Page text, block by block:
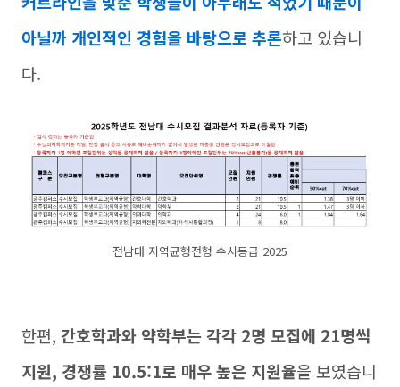
아닐까 개인적인 경험을 바탕으로 추론하고 있습니
다.
전남대 지역균형전형 수시등급 2025
한편, 간호학과와 약학부는 각각 2명 모집에 21명씩
지원, 경쟁률 10.5:1로 매우 높은 지원율을 보였습니